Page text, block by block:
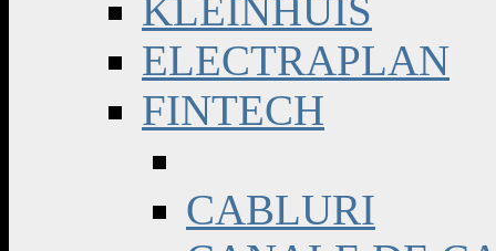
KLEINHUIS
ELECTRAPLAN
FINTECH
CABLURI